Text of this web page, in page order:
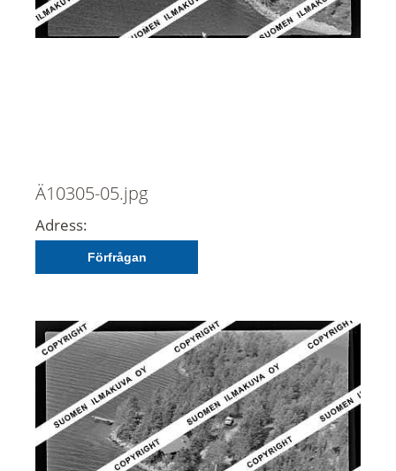
Ä10305-05.jpg
Adress:
Förfrågan